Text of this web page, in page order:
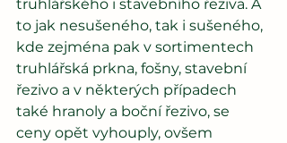
truhlářského i stavebního řeziva. A
to jak nesušeného, tak i sušeného,
kde zejména pak v sortimentech
truhlářská prkna, fošny, stavební
řezivo a v některých případech
také hranoly a boční řezivo, se
ceny opět vyhouply, ovšem